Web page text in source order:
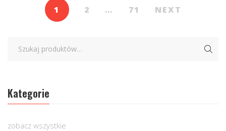
1 2 … 71 NEXT
Kategorie
zobacz wszystkie